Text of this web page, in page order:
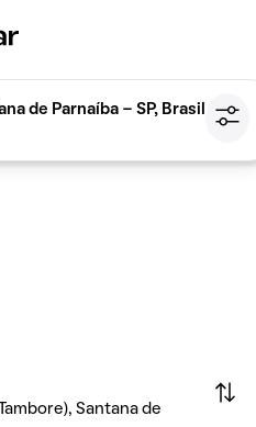
de Parnaíba - SP, Brasil
Santana de